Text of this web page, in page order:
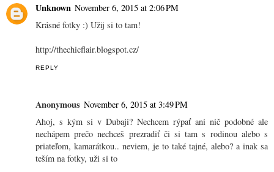
Unknown November 6, 2015 at 2:06 PM
Krásné fotky :) Užij si to tam!
http://thechicflair.blogspot.cz/
REPLY
Anonymous November 6, 2015 at 3:49 PM
Ahoj, s kým si v Dubaji? Nechcem rýpať ani nič podobné ale
nechápem prečo nechceš prezradiť či si tam s rodinou alebo s
priateľom, kamarátkou.. neviem, je to také tajné, alebo? a inak sa
teším na fotky, uži si to